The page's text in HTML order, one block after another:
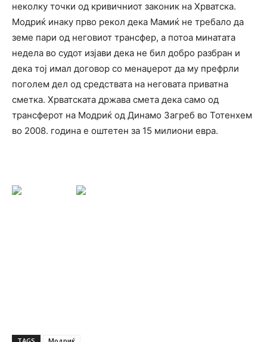
неколку точки од кривичниот законик на Хрватска.
Модриќ инаку прво рекол дека Мамиќ не требало да
земе пари од неговиот трансфер, а потоа минатата
недела во судот изјави дека не бил добро разбран и
дека тој имал договор со менаџерот да му префрли
поголем дел од средствата на неговата приватна
сметка. Хрватската држава смета дека само од
трансферот на Модриќ од Динамо Загреб во Тотенхем
во 2008. година е оштетен за 15 милиони евра.